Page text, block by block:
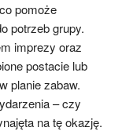
pomoże
potrzeb grupy.
imprezy oraz
postacie lub
planie zabaw.
– czy
na tę okazję.